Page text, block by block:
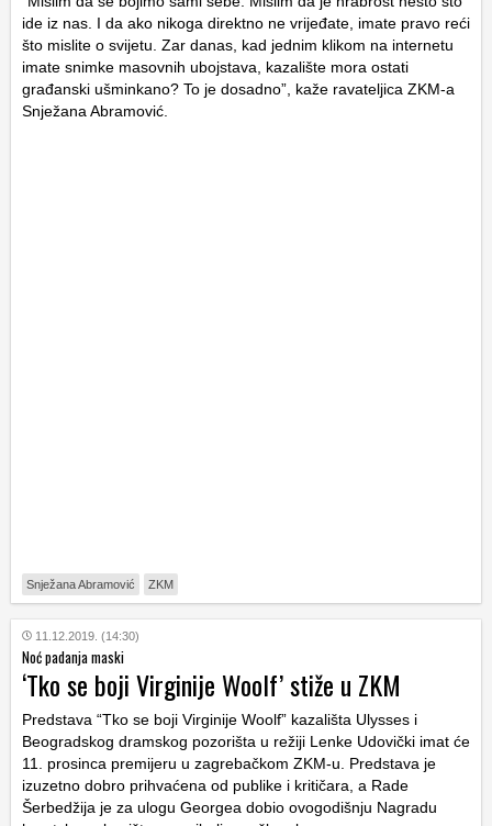
ide iz nas. I da ako nikoga direktno ne vrijeđate, imate pravo reći
što mislite o svijetu. Zar danas, kad jednim klikom na internetu
imate snimke masovnih ubojstava, kazalište mora ostati
građanski ušminkano? To je dosadno”, kaže ravateljica ZKM-a
Snježana Abramović.
Snježana Abramović ZKM
11.12.2019. (14:30)
Noć padanja maski
‘Tko se boji Virginije Woolf’ stiže u ZKM
Predstava “Tko se boji Virginije Woolf” kazališta Ulysses i
Beogradskog dramskog pozorišta u režiji Lenke Udovički imat će
11. prosinca premijeru u zagrebačkom ZKM-u. Predstava je
izuzetno dobro prihvaćena od publike i kritičara, a Rade
Šerbedžija je za ulogu Georgea dobio ovogodišnju Nagradu